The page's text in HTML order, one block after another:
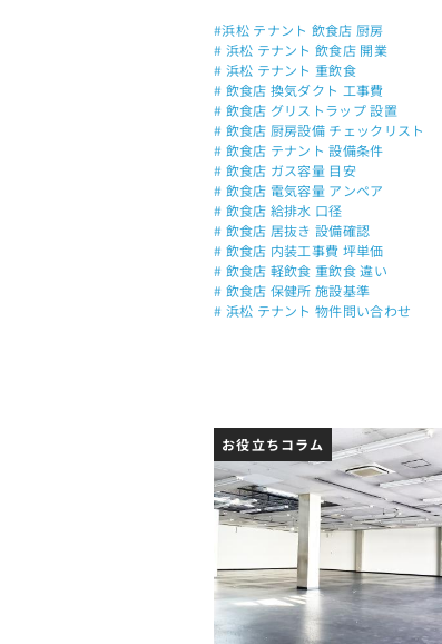
#浜松 テナント 飲食店 厨房
# 浜松 テナント 飲食店 開業
# 浜松 テナント 重飲食
# 飲食店 換気ダクト 工事費
# 飲食店 グリストラップ 設置
# 飲食店 厨房設備 チェックリスト
# 飲食店 テナント 設備条件
# 飲食店 ガス容量 目安
# 飲食店 電気容量 アンペア
# 飲食店 給排水 口径
# 飲食店 居抜き 設備確認
# 飲食店 内装工事費 坪単価
# 飲食店 軽飲食 重飲食 違い
# 飲食店 保健所 施設基準
# 浜松 テナント 物件問い合わせ
お役立ちコラム